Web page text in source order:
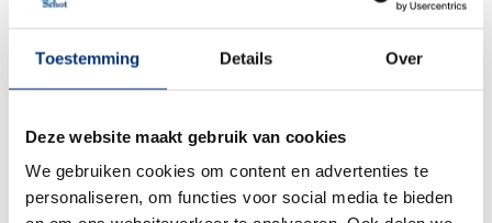
Toestemming Details Over
Deze website maakt gebruik van cookies
We gebruiken cookies om content en advertenties te
personaliseren, om functies voor social media te bieden
Fietsaccu brand voorkomen